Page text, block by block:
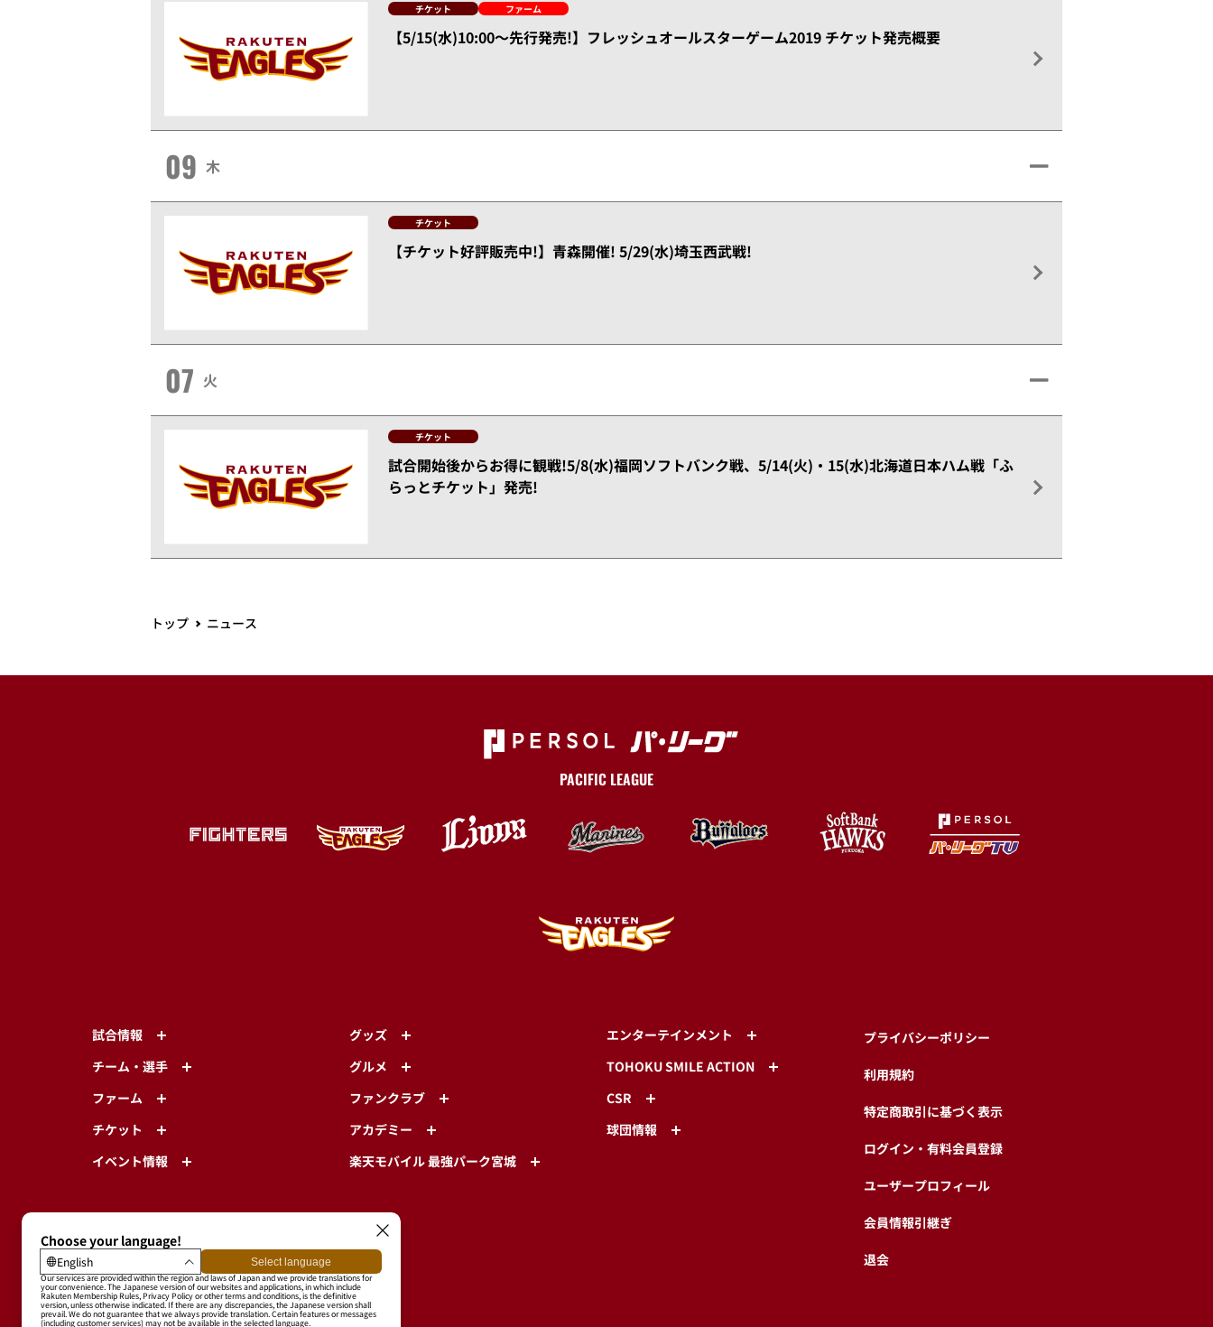
チケット ファーム
【5/15(水)10:00～先行発売!】フレッシュオールスターゲーム2019 チケット発売概要
09 木
チケット
【チケット好評販売中!】青森開催! 5/29(水)埼玉西武戦!
07 火
チケット
試合開始後からお得に観戦!5/8(水)福岡ソフトバンク戦、5/14(火)・15(水)北海道日本ハム戦「ふ
らっとチケット」発売!
トップ ニュース
PACIFIC LEAGUE
試合情報
チーム・選手
ファーム
チケット
イベント情報
グッズ
グルメ
ファンクラブ
アカデミー
楽天モバイル 最強パーク宮城
エンターテインメント
TOHOKU SMILE ACTION
CSR
球団情報
プライバシーポリシー
利用規約
特定商取引に基づく表示
ログイン・有料会員登録
ユーザープロフィール
会員情報引継ぎ
退会